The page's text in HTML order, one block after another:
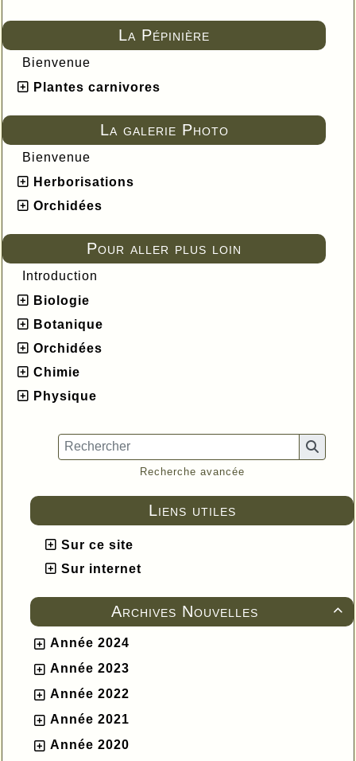
La Pépinière
Bienvenue
Plantes carnivores
La galerie Photo
Bienvenue
Herborisations
Orchidées
Pour aller plus loin
Introduction
Biologie
Botanique
Orchidées
Chimie
Physique
Recherche avancée
Liens utiles
Sur ce site
Sur internet

Archives Nouvelles
Année 2024
Année 2023
Année 2022
Année 2021
Année 2020